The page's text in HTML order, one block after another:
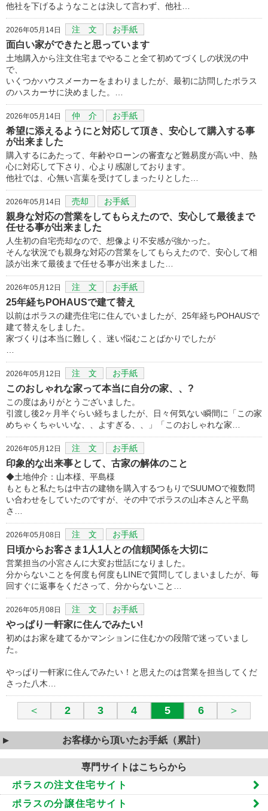
他社を下げるようなことは決して言わず、他社…
2026年05月14日 注 文 お手紙
面白い家ができたと思っています
土地購入から注文住宅までやること全て初めてづくしの状況の中
で、
いくつかハウスメーカーをまわりましたが、最初に訪問したポラス
のハスカーサに決めました。…
2026年05月14日 仲 介 お手紙
希望に添えるようにと対応して頂き、安心して購入する事
が出来ました
購入するにあたって、年齢やローンの審査など難易度が高い中、熱
心に対応して下さり、心より感謝しております。
他社では、心無い言葉を受けてしまったりとした…
2026年05月14日 売却 お手紙
親身な対応の営業をしてもらえたので、安心して最後まで
任せる事が出来ました
人生初の自宅売却なので、想像より不安感が強かった。
そんな状況でも親身な対応の営業をしてもらえたので、安心して相
談が出来て最後まで任せる事が出来ました…
2026年05月12日 注 文 お手紙
25年経ちPOHAUSで建て替え
以前はポラスの建売住宅に住んでいましたが、25年経ちPOHAUSで
建て替えをしました。
家づくりは本当に難しく、迷い悩むことばかりでしたが
2026年05月12日 注 文 お手紙
このおしゃれな家って本当に自分の家、、?
この度はありがとうございました。
引渡し後2ヶ月半ぐらい経ちましたが、日々何気ない瞬間に「この家
めちゃくちゃいいな、、よすぎる、、」「このおしゃれな家…
2026年05月12日 注 文 お手紙
印象的な出来事として、古家の解体のこと
◆土地仲介：山本様、平島様
もともと私たちは中古の建物を購入するつもりでSUUMOで複数問
い合わせをしていたのですが、その中でポラスの山本さんと平島
さ…
2026年05月08日 注 文 お手紙
日頃からお客さま1人1人との信頼関係を大切に
営業担当の小宮さんに大変お世話になりました。
分からないことを何度も何度もLINEで質問してしまいましたが、毎
回すぐに返事をくださって、分からないこと…
2026年05月08日 注 文 お手紙
やっぱり一軒家に住んでみたい!
初めはお家を建てるかマンションに住むかの段階で迷っていまし
た。
やっぱり一軒家に住んでみたい！と思えたのは営業を担当してくだ
さった八木…
＜ 2 3 4 5 6 ＞
お客様から頂いたお手紙（累計）
専門サイトはこちらから
ポラスの注文住宅サイト
ポラスの分譲住宅サイト